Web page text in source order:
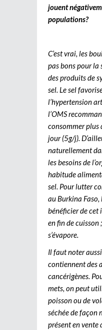
jouent
populations?
C’est vrai, les
pas bons pour la
des produits de
sel. Le sel
l’hypertension
l’OMS
consommer plus
jour (5g/j).
naturellement
les besoins de
habitude
sel. Pour lutter
au Burkina Faso,
bénéficier de cet
en fin de cuisson
s’évapore.
Il faut noter
contiennent des
cancérigènes.
mets, on peut
poisson ou de
séchée de façon
présent en vente